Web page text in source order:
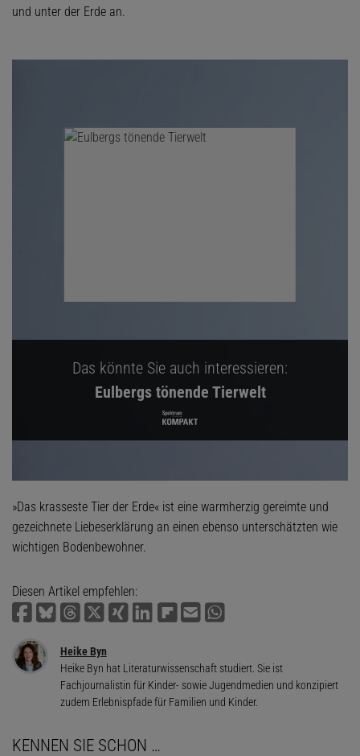
und unter der Erde an.
Das könnte Sie auch interessieren:
Eulbergs tönende Tierwelt
»Das krasseste Tier der Erde« ist eine warmherzig gereimte und
gezeichnete Liebeserklärung an einen ebenso unterschätzten wie
wichtigen Bodenbewohner.
Diesen Artikel empfehlen:
Heike Byn
Heike Byn hat Literaturwissenschaft studiert. Sie ist
Fachjournalistin für Kinder- sowie Jugendmedien und konzipiert
zudem Erlebnispfade für Familien und Kinder.
KENNEN SIE SCHON …